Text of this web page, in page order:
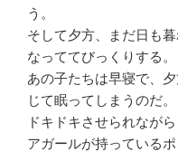
う。
そして夕方、まだ日も
なっててびっくりする。
あの子たちは早寝で、
じて眠ってしまうのだ。
ドキドキさせられなが
アガールが持っている